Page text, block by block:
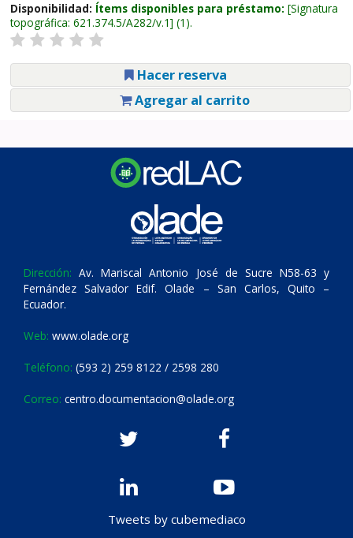
Disponibilidad: Ítems disponibles para préstamo: Signatura
topográfica: 621.374.5/A282/v.1 (1).
Hacer reserva
Agregar al carrito
Dirección: Av. Mariscal Antonio José de Sucre N58-63 y
Fernández Salvador Edif. Olade – San Carlos, Quito –
Ecuador.
Web: www.olade.org
Teléfono: (593 2) 259 8122 / 2598 280
Correo: centro.documentacion@olade.org
Tweets by cubemediaco